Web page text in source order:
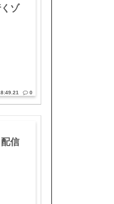
ゾ
0
信